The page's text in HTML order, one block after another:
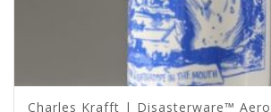
Charles Krafft | Disasterware™